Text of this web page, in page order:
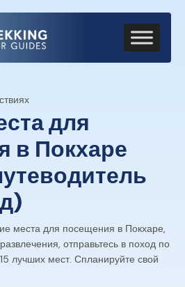
для
в Покхаре
места для посещения в Покхаре,
отправьтесь в поход по
лучших мест. Спланируйте свой